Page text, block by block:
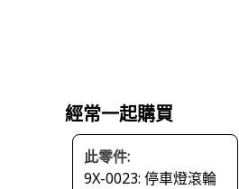
經常一起購買
此零件:
9X-0023: 停車燈滾輪